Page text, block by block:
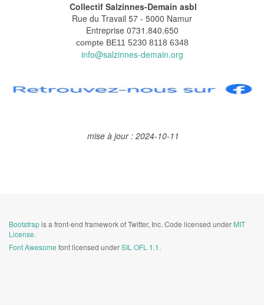
Collectif Salzinnes-Demain asbl
Rue du Travail 57 - 5000 Namur
Entreprise 0731.840.650
compte BE11 5230 8118 6348
info@salzinnes-demain.org
mise à jour : 2024-10-11
Bootstrapis a front-end framework of Twitter, Inc. Code licensed under MIT
License.
Font Awesome font licensed underSIL OFL 1.1.